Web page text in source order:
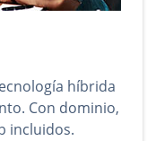
híbrida
Con dominio,
incluidos.